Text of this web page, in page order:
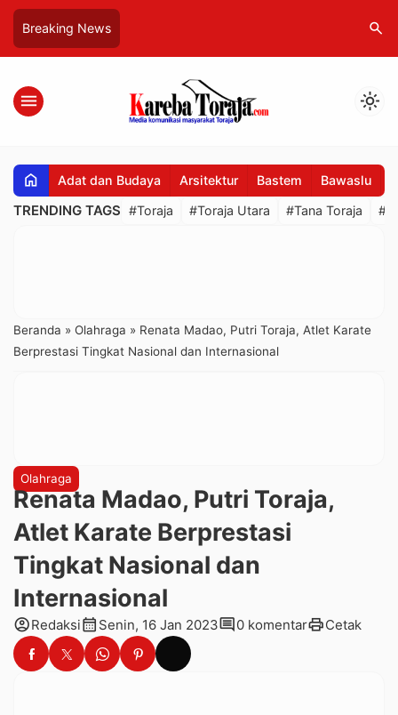
Breaking News search
menu light_mode
home Adat dan Budaya Arsitektur Bastem Bawaslu
TRENDING TAGS #Toraja #Toraja Utara #Tana Toraja
Beranda » Olahraga » Renata Madao, Putri Toraja, Atlet Karate
Berprestasi Tingkat Nasional dan Internasional
Olahraga
Renata Madao, Putri Toraja,
Atlet Karate Berprestasi
Tingkat Nasional dan
Internasional
account_circleRedaksicalendar_month Senin, 16 Jan 2023comment0 komentarprintCetak